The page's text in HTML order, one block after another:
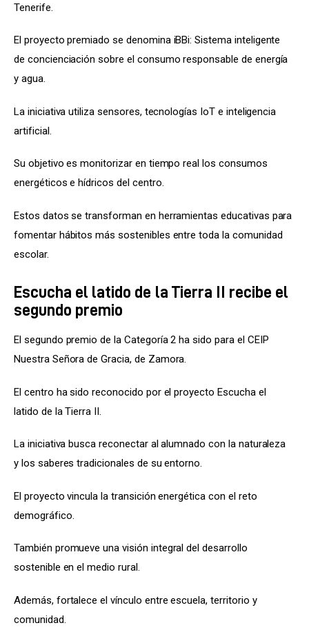
Tenerife.
El proyecto premiado se denomina iBBi: Sistema inteligente
de concienciación sobre el consumo responsable de energía
y agua.
La iniciativa utiliza sensores, tecnologías IoT e inteligencia
artificial.
Su objetivo es monitorizar en tiempo real los consumos
energéticos e hídricos del centro.
Estos datos se transforman en herramientas educativas para
fomentar hábitos más sostenibles entre toda la comunidad
escolar.
Escucha el latido de la Tierra II recibe el
segundo premio
El segundo premio de la Categoría 2 ha sido para el CEIP
Nuestra Señora de Gracia, de Zamora.
El centro ha sido reconocido por el proyecto Escucha el
latido de la Tierra II.
La iniciativa busca reconectar al alumnado con la naturaleza
y los saberes tradicionales de su entorno.
El proyecto vincula la transición energética con el reto
demográfico.
También promueve una visión integral del desarrollo
sostenible en el medio rural.
Además, fortalece el vínculo entre escuela, territorio y
comunidad.